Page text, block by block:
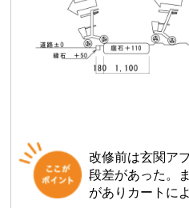
改修前は玄関ア
段差があった。
がありカートに